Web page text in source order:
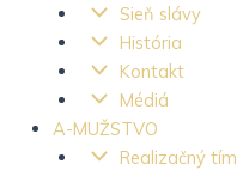
Sieň slávy
História
Kontakt
Médiá
A-MUŽSTVO
Realizačný tím